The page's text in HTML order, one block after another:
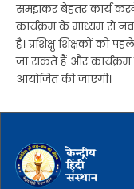
समझकर बेहतर कार्य करने
कार्यक्रम के माध्यम से
है। प्रशिक्षु शिक्षकों को
जा सकते हैं और कार्यक्रम
आयोजित की जाएंगी।